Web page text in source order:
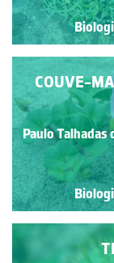
Biologia
TOJO
Paulo Talhadas
Biologia
COUVE-
Paulo Talhadas